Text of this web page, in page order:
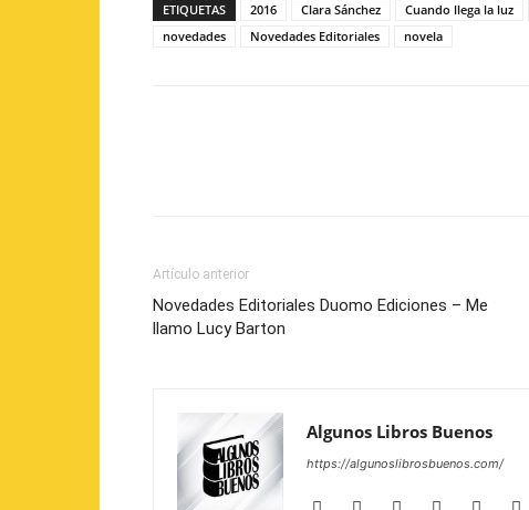
ETIQUETAS 2016 Clara Sánchez Cuando llega la luz
novedades
Novedades Editoriales novela
Artículo anterior
Novedades Editoriales Duomo Ediciones – Me
llamo Lucy Barton
Algunos Libros Buenos
https://algunoslibrosbuenos.com/